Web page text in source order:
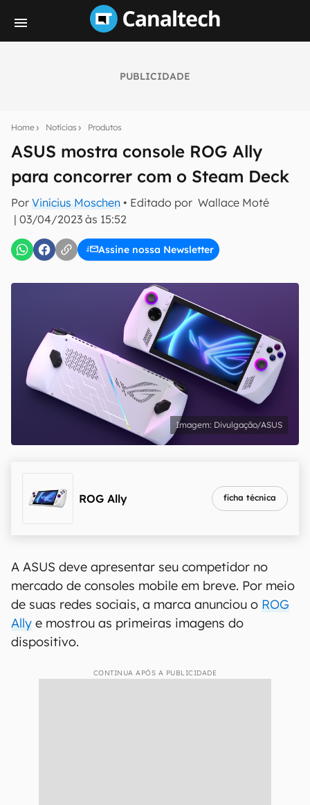
PUBLICIDADE
Home Notícias Produtos
ASUS mostra console ROG Ally
para concorrer com o Steam Deck
Por Vinícius Moschen • Editado por Wallace Moté
| 03/04/2023 às 15:52
Assine nossa Newsletter
notícias e reviews sobre tecnologia em primeira
mão.
E-mail
Uso e Política de Privacidade do Canaltech.
Divulgação/ASUS
ROG Ally ficha técnica
A ASUS deve apresentar seu competidor no
mercado de consoles mobile em breve. Por meio
de suas redes sociais, a marca anunciou o ROG
Ally e mostrou as primeiras imagens do
dispositivo.
CONTINUA APÓS A PUBLICIDADE